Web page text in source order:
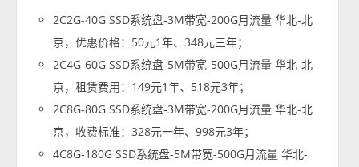
2C2G-40G SSD系统盘-3M带宽-200G月流量 华北-北
京，优惠价格：50元1年、348元三年；
2C4G-60G SSD系统盘-5M带宽-500G月流量 华北-北
京，租赁费用：149元1年、518元3年；
2C8G-80G SSD系统盘-3M带宽-200G月流量 华北-北
京，收费标准：328元一年、998元3年；
4C8G-180G SSD系统盘-5M带宽-500G月流量 华北-